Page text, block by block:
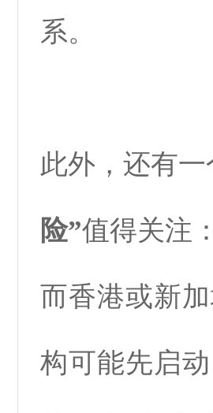
系。
此外，还有一
险”值得关注
而香港或新
构可能先启